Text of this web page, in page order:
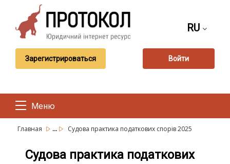
RU
Зарегистрироваться Войти
Меню
Главная ... Судова практика податкових спорів 2025
Судова практика податкових